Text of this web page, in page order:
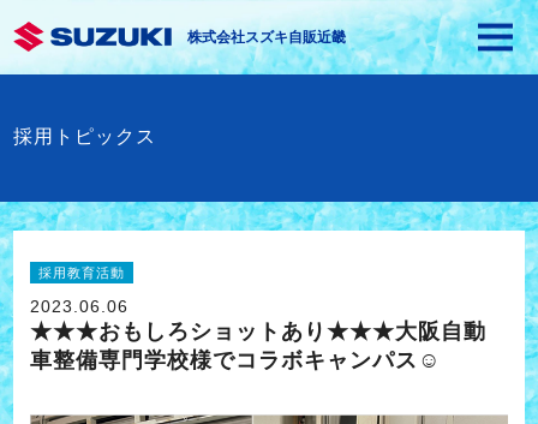
株式会社スズキ自販近畿
採用トピックス
採用教育活動
2023.06.06
★★★おもしろショットあり★★★大阪自動
車整備専門学校様でコラボキャンパス☺